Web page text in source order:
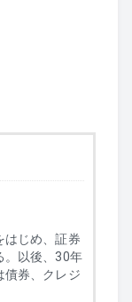
はじめ、証券
。以後、30年
債券、クレジ